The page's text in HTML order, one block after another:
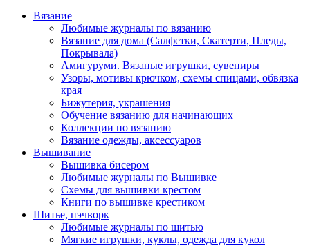
Вязание
Любимые журналы по вязанию
Вязание для дома (Салфетки, Скатерти, Пледы,
Покрывала)
Амигуруми. Вязаные игрушки, сувениры
Узоры, мотивы крючком, схемы спицами, обвязка
края
Бижутерия, украшения
Обучение вязанию для начинающих
Коллекции по вязанию
Вязание одежды, аксессуаров
Вышивание
Вышивка бисером
Любимые журналы по Вышивке
Схемы для вышивки крестом
Книги по вышивке крестиком
Шитье, пэчворк
Любимые журналы по шитью
Мягкие игрушки, куклы, одежда для кукол